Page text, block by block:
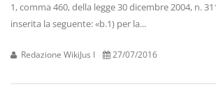
1, comma 460, della legge 30 dicembre 2004, n.
inserita la seguente: «b.1) per la...
Redazione WikiJus I 27/07/2016